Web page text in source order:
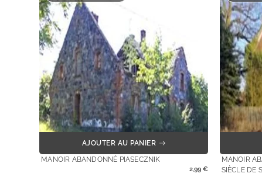
AJOUTER AU PANIER
MANOIR ABANDONNÉ PIASECZNIK
2,99 €
MANOIR
SIÈCLE DE